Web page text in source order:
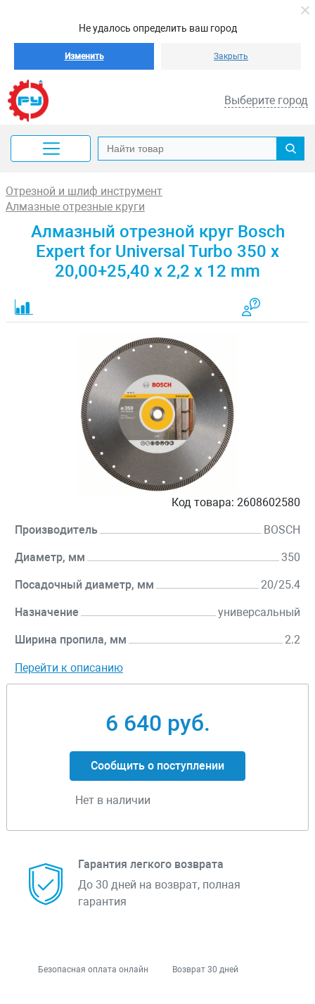
Не удалось определить ваш город
Изменить Закрыть
Выберите город
Отрезной и шлиф инструмент
Алмазные отрезные круги
Алмазный отрезной круг Bosch
Expert for Universal Turbo 350 x
20,00+25,40 x 2,2 x 12 mm
Код товара: 2608602580
Производитель BOSCH
Диаметр, мм 350
Посадочный диаметр, мм 20/25.4
Назначение универсальный
Ширина пропила, мм 2.2
Перейти к описанию
6 640 руб.
Сообщить о поступлении
Нет в наличии
Гарантия легкого возврата
До 30 дней на возврат, полная
гарантия
Безопасная оплата онлайн Возврат 30 дней